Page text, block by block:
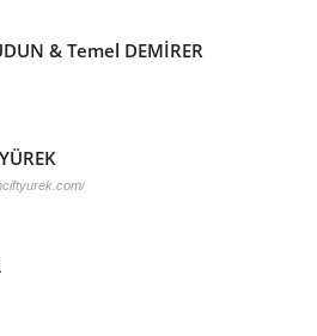
& Temel DEMİRER